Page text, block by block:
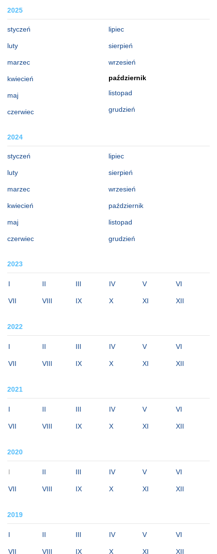
2025
styczeń
luty
marzec
kwiecień
maj
czerwiec
lipiec
sierpień
wrzesień
październik
listopad
grudzień
2024
styczeń
luty
marzec
kwiecień
maj
czerwiec
lipiec
sierpień
wrzesień
październik
listopad
grudzień
2023
I II III IV V VI
VII VIII IX X XI XII
2022
I II III IV V VI
VII VIII IX X XI XII
2021
I II III IV V VI
VII VIII IX X XI XII
2020
I II III IV V VI
VII VIII IX X XI XII
2019
I II III IV V VI
VII VIII IX X XI XII